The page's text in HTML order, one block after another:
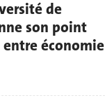
de
son point
économie